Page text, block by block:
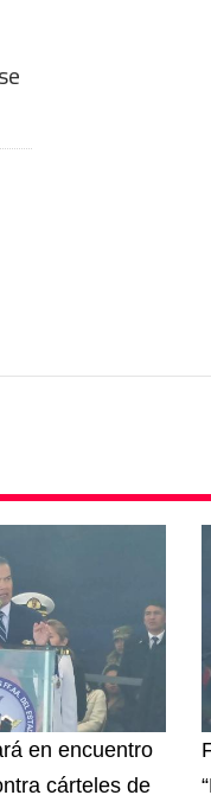
en encuentro
cárteles de